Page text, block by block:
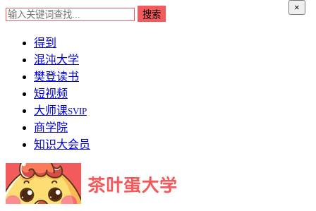
×
得到
混沌大学
樊登读书
短视频
大师课SVIP
商学院
知识大会员